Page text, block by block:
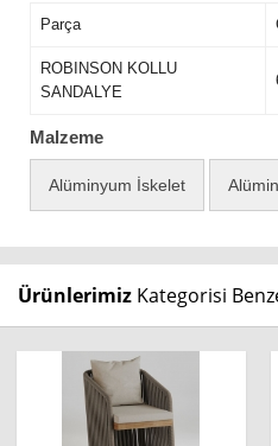
Parça
ROBINSON KOLLU
SANDALYE
Malzeme
Alüminyum İskelet
Ürünlerimiz Kategorisi